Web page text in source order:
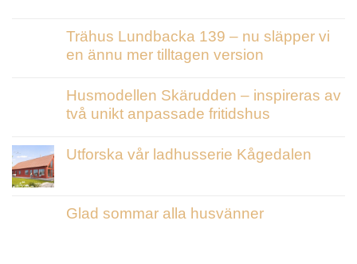
Trähus Lundbacka 139 – nu släpper vi
en ännu mer tilltagen version
Husmodellen Skärudden – inspireras av
två unikt anpassade fritidshus
Utforska vår ladhusserie Kågedalen
Glad sommar alla husvänner